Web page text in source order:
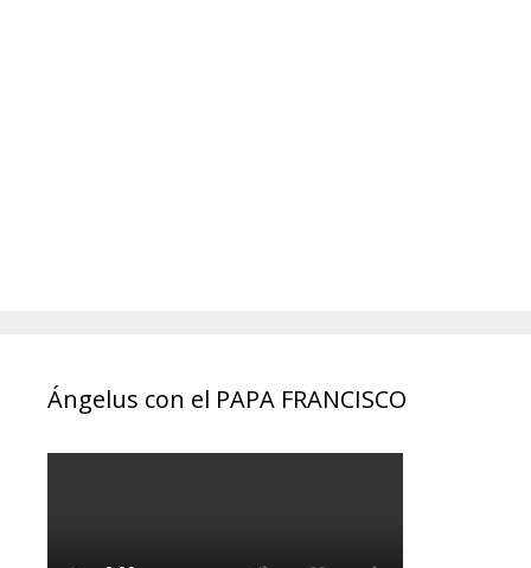
Ángelus con el PAPA FRANCISCO